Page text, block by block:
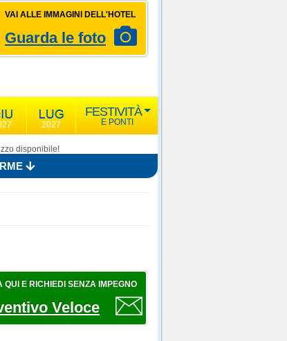
VAI ALLE IMMAGINI DELL'HOTEL
Guarda le foto
2027
FESTIVITÀ
E PONTI
disponibile!
QUI E RICHIEDI SENZA IMPEGNO
Veloce